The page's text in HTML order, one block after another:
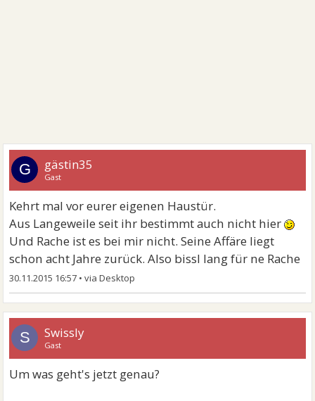
G gästin35
Gast
Kehrt mal vor eurer eigenen Haustür.
Aus Langeweile seit ihr bestimmt auch nicht hier
Und Rache ist es bei mir nicht. Seine Affäre liegt
schon acht Jahre zurück. Also bissl lang für ne Rache
30.11.2015 16:57 •
S Swissly
Gast
Um was geht's jetzt genau?